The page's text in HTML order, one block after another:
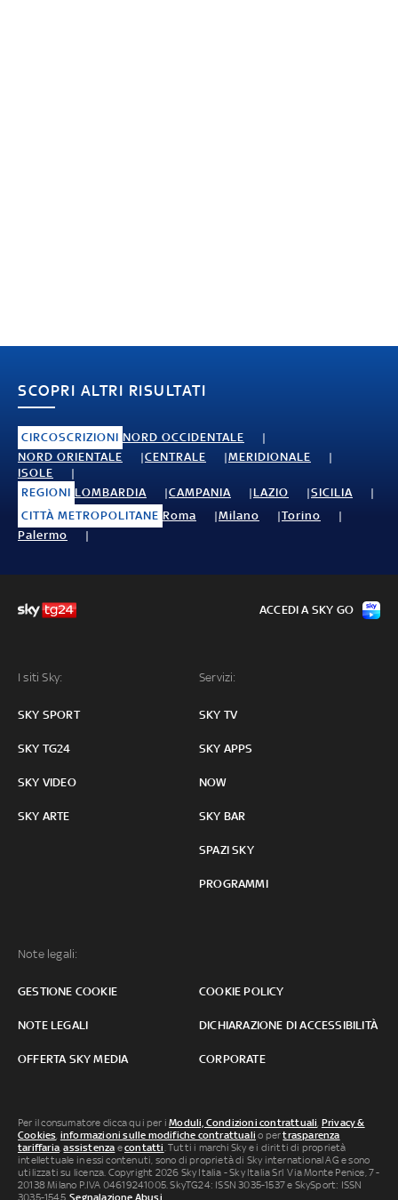
SCOPRI ALTRI RISULTATI
CIRCOSCRIZIONI NORD OCCIDENTALE
NORD ORIENTALE
CENTRALE
MERIDIONALE
ISOLE
REGIONI LOMBARDIA CAMPANIA LAZIO
SICILIA
CITTÀ METROPOLITANE Roma Milano
Torino
Palermo
I siti Sky:
SKY SPORT
SKY TG24
SKY VIDEO
SKY ARTE
Servizi:
SKY TV
SKY APPS
NOW
SKY BAR
SPAZI SKY
PROGRAMMI
Note legali:
GESTIONE COOKIE COOKIE POLICY
NOTE LEGALI DICHIARAZIONE DI ACCESSIBILITÀ
OFFERTA SKY MEDIA CORPORATE
ACCEDI A SKY GO
Per il consumatore clicca qui per iModuli, Condizioni contrattuali, Privacy &
Cookies, informazioni sulle modifiche contrattuali o pertrasparenza
tariffaria,assistenza econtatti. Tutti i marchi Sky e i diritti di proprietà
intellettuale in essi contenuti, sono di proprietà di Sky international AG e sono
utilizzati su licenza. Copyright 2026 Sky Italia - Sky Italia Srl Via Monte Penice, 7 -
20138 Milano P.IVA 04619241005. SkyTG24: ISSN 3035-1537 e SkySport: ISSN
3035-1545.Segnalazione Abusi